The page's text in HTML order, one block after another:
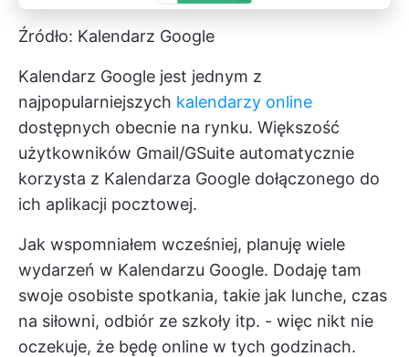
Źródło: Kalendarz Google
Kalendarz Google jest jednym z
najpopularniejszych kalendarzy online
dostępnych obecnie na rynku. Większość
użytkowników Gmail/GSuite automatycznie
korzysta z Kalendarza Google dołączonego do
ich aplikacji pocztowej.
Jak wspomniałem wcześniej, planuję wiele
wydarzeń w Kalendarzu Google. Dodaję tam
swoje osobiste spotkania, takie jak lunche, czas
na siłowni, odbiór ze szkoły itp. - więc nikt nie
oczekuje, że będę online w tych godzinach.